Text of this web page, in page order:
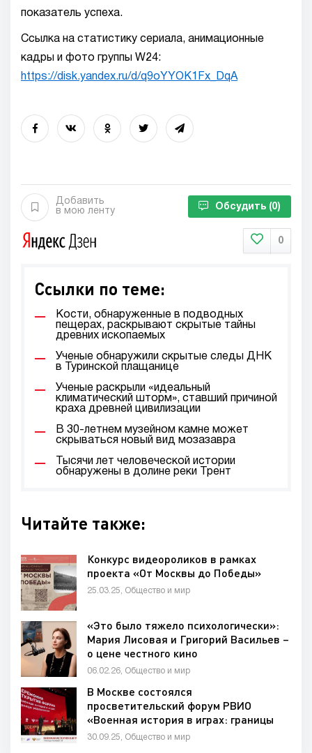
показатель успеха.
Ссылка на статистику сериала, анимационные
кадры и фото группы W24:
https://disk.yandex.ru/d/q9oYYOK1Fx_DqA
Добавить
в мою ленту
Обсудить (0)
0
Ссылки по теме:
Кости, обнаруженные в подводных
пещерах, раскрывают скрытые тайны
древних ископаемых
Ученые обнаружили скрытые следы ДНК
в Туринской плащанице
Ученые раскрыли «идеальный
климатический шторм», ставший причиной
краха древней цивилизации
В 30-летнем музейном камне может
скрываться новый вид мозазавра
Тысячи лет человеческой истории
обнаружены в долине реки Трент
Читайте также:
Конкурс видеороликов в рамках
проекта «От Москвы до Победы»
25.03.25, Общество и мир
«Это было тяжело психологически»:
Мария Лисовая и Григорий Васильев –
о цене честного кино
06.02.26, Общество и мир
В Москве состоялся
просветительский форум РВИО
«Военная история в играх: границы
реальности».
30.09.25, Общество и мир